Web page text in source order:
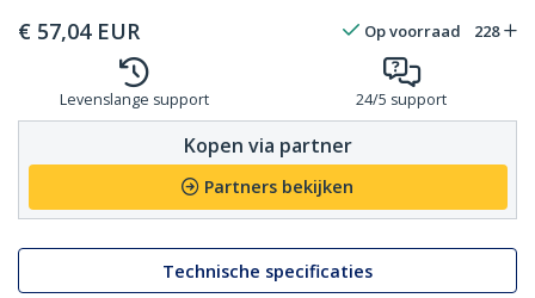
€ 57,04 EUR Op voorraad 228
Levenslange support 24/5 support
Kopen via partner
Partners bekijken
Technische specificaties